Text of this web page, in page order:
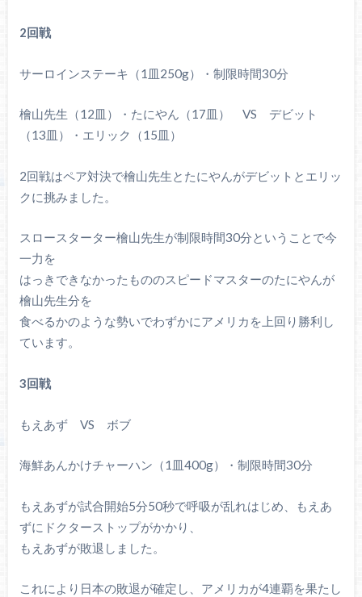
2回戦
サーロインステーキ（1皿250g）・制限時間30分
檜山先生（12皿）・たにやん（17皿） VS デビット
（13皿）・エリック（15皿）
2回戦はペア対決で檜山先生とたにやんがデビットとエリッ
クに挑みました。
スロースターター檜山先生が制限時間30分ということで今
一力を
はっきできなかったもののスピードマスターのたにやんが
檜山先生分を
食べるかのような勢いでわずかにアメリカを上回り勝利し
ています。
3回戦
もえあず VS ボブ
海鮮あんかけチャーハン（1皿400g）・制限時間30分
もえあずが試合開始5分50秒で呼吸が乱れはじめ、もえあ
ずにドクターストップがかかり、
もえあずが敗退しました。
これにより日本の敗退が確定し、アメリカが4連覇を果たし